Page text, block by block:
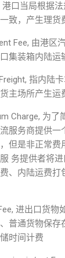
港口当局根据
致，产生理货
Fee, 由港区
集装箱内陆运
指内陆
主场所产生运
Charge, 为了
服务商提供一
但是非正常费
务提供者将
、内陆运费打
进出口货物
普通货物保存
时间计费